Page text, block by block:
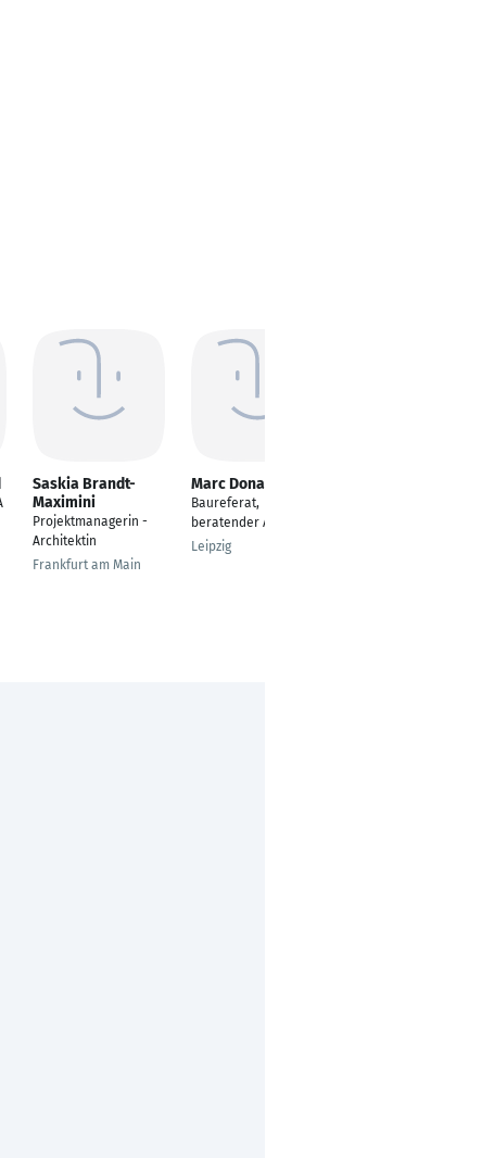
Saskia Brandt-
Maximini
Projektmanagerin -
Architektin
Frankfurt am Main
Marc Donath
Baureferat,
beratender Architekt
Leipzig